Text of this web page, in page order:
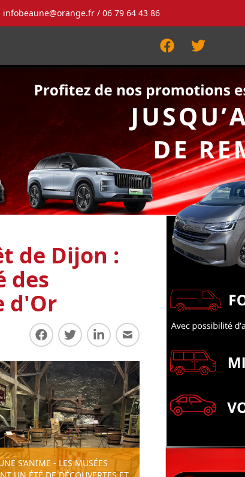
infobeaune@orange.fr/ 06 79 64 43 86
FacebookTwitter
de Dijon :
des
d'Or
Partager sur Facebook
Partager sur Twitter
Partager sur LinkedIn
Partager par E-mail
S’ANIME - LES MUSÉES